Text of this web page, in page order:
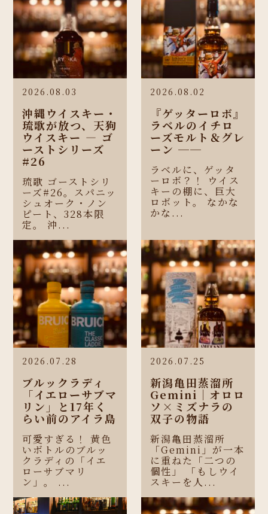
2026.08.03
沖縄ウイスキー・
琉歌が放つ、天狗
ウイスキー ― ゴ
ーストシリーズ
#26
琉歌 ゴーストシリ
ーズ#26。スパニッ
シュオーク・ノン
ピート、328本限
定。 沖...
2026.08.02
『ゲッターロボ』
ラベルのイチロ
ーズモルト＆グレ
ーン ──
ラベルに、ゲッタ
ーロボ？！ ウイス
キーの棚に、巨大
ロボット。 なかな
かな...
2026.07.28
ブルックラディ
「イエローサブマ
リン」と17年く
らい前のアイラ島
可愛すぎる！ 黄色
いボトルのブルッ
クラディの「イエ
ローサブマリ
ン」。 ...
2026.07.25
新潟亀田蒸溜所
Gemini｜オロロ
ソ×ミズナラの
双子の物語
新潟亀田蒸溜所
「Gemini」が一本
に重ねた「二つの
個性」 「もしウイ
スキーを人...